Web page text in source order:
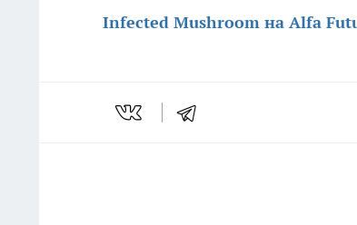
Infected Mushroom на Alfa